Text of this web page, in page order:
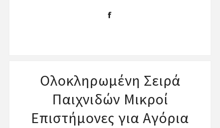
Ολοκληρωμένη Σειρά
Παιχνιδών Μικροί
Επιστήμονες για Αγόρια